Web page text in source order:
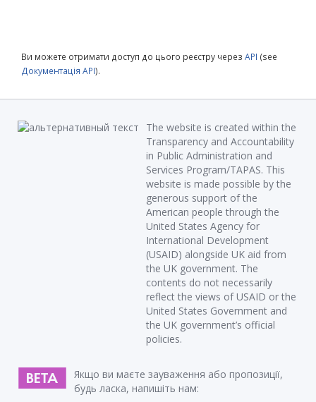
Ви можете отримати доступ до цього реєстру через API (see
Документація API).
The website is created within the
Transparency and Accountability
in Public Administration and
Services Program/TAPAS. This
website is made possible by the
generous support of the
American people through the
United States Agency for
International Development
(USAID) alongside UK aid from
the UK government. The
contents do not necessarily
reflect the views of USAID or the
United States Government and
the UK government’s official
policies.
Якщо ви маєте зауваження або пропозиції,
будь ласка, напишіть нам: